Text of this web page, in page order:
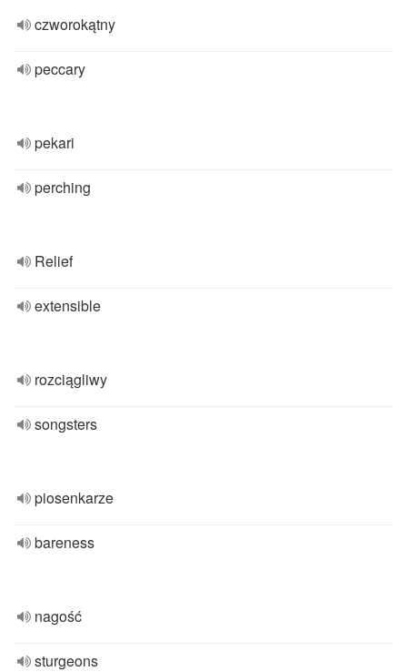
czworokątny
peccary
pekari
perching
Relief
extensible
rozciągliwy
songsters
piosenkarze
bareness
nagość
sturgeons